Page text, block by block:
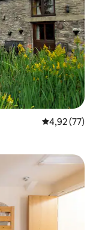
4,92 de uma
4,92 (77)